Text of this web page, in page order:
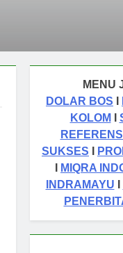
MENU
DOLAR BOS
KOLOM
REFERENSI
SUKSES
MIQRA
INDRAMAYU